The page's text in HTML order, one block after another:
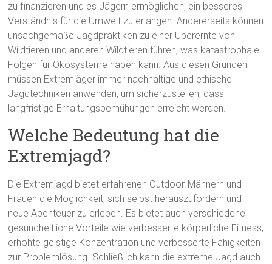
zu finanzieren und es Jägern ermöglichen, ein besseres
Verständnis für die Umwelt zu erlangen. Andererseits können
unsachgemäße Jagdpraktiken zu einer Überernte von
Wildtieren und anderen Wildtieren führen, was katastrophale
Folgen für Ökosysteme haben kann. Aus diesen Gründen
müssen Extremjäger immer nachhaltige und ethische
Jagdtechniken anwenden, um sicherzustellen, dass
langfristige Erhaltungsbemühungen erreicht werden.
Welche Bedeutung hat die
Extremjagd?
Die Extremjagd bietet erfahrenen Outdoor-Männern und -
Frauen die Möglichkeit, sich selbst herauszufordern und
neue Abenteuer zu erleben. Es bietet auch verschiedene
gesundheitliche Vorteile wie verbesserte körperliche Fitness,
erhöhte geistige Konzentration und verbesserte Fähigkeiten
zur Problemlösung. Schließlich kann die extreme Jagd auch